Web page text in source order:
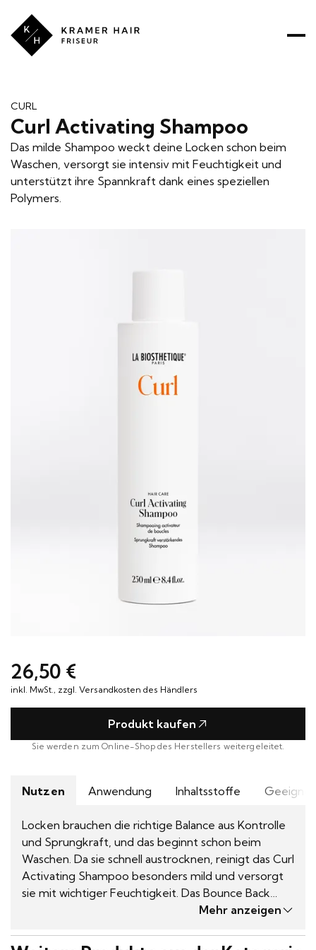
Kramer
Hair
RATGEBER
Hannoversche
38116 Braunschweig
Curl Activating Shampoo
CURL
Das milde Shampoo weckt deine Locken schon beim
Waschen, versorgt sie intensiv mit Feuchtigkeit und
unterstützt ihre Spannkraft dank eines speziellen
Polymers.
Nutzen Anwendung Inhaltsstoffe
Locken brauchen die richtige Balance aus Kontrolle
und Sprungkraft, und das beginnt schon beim
Waschen. Da sie schnell austrocknen, reinigt das Curl
Activating Shampoo besonders mild und versorgt
sie mit wichtiger Feuchtigkeit. Das Bounce Back
Polymer stärkt die Elastizität, gibt müden, Locken
werden selbst widerspenstige Kringel schon beim
Mehr anzeigen
26,50 €
inkl. MwSt., zzgl. Versandkosten des Händlers
Produkt kaufen
Sie werden zum Online-Shop des Herstellers weitergeleitet.